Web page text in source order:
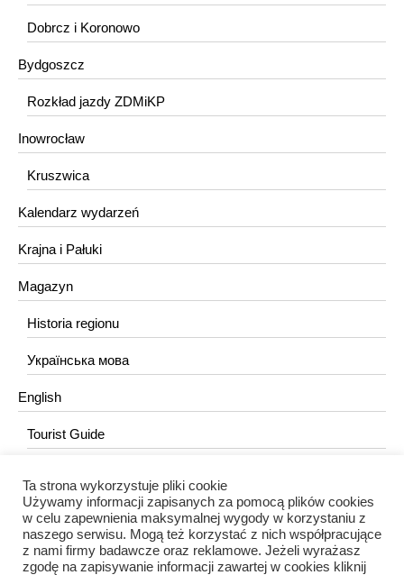
Dobrcz i Koronowo
Bydgoszcz
Rozkład jazdy ZDMiKP
Inowrocław
Kruszwica
Kalendarz wydarzeń
Krajna i Pałuki
Magazyn
Historia regionu
Українська мова
English
Tourist Guide
KONTAKT
redakcja@portalkujawski.pl
Redakcja
Ta strona wykorzystuje pliki cookie
Używamy informacji zapisanych za pomocą plików cookies
w celu zapewnienia maksymalnej wygody w korzystaniu z
naszego serwisu. Mogą też korzystać z nich współpracujące
z nami firmy badawcze oraz reklamowe. Jeżeli wyrażasz
zgodę na zapisywanie informacji zawartej w cookies kliknij